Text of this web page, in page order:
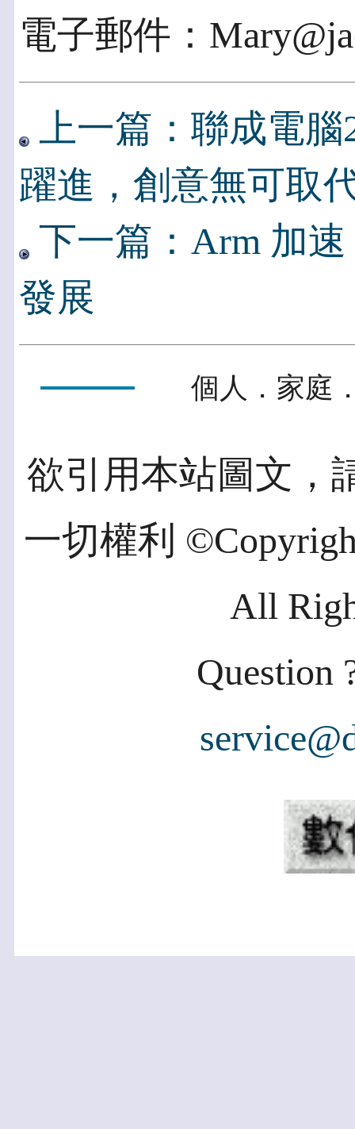
電子郵件：
上一篇：聯成電
躍進，創意無可取
下一篇：Arm 加
發展
個人．家庭
欲引用本站圖文，
一切權利
All
Question